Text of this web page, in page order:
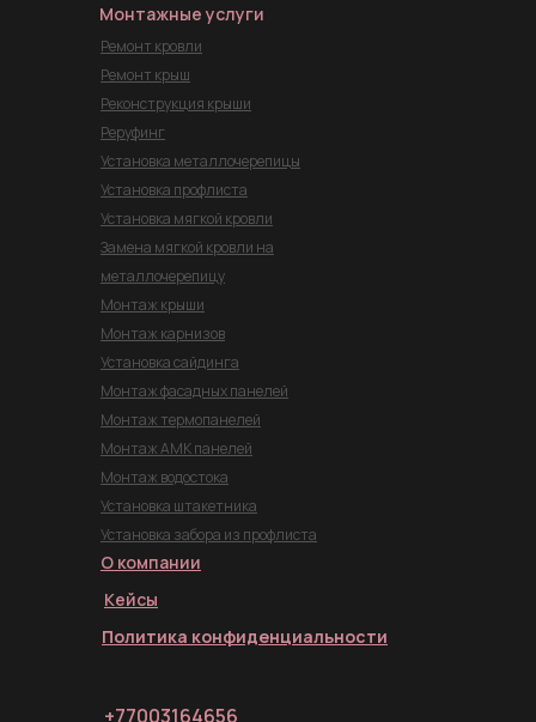
О компании
Кейсы
Монтажные услуги
Ремонт кровли
Ремонт крыш
Реконструкция крыши
Реруфинг
Установка металлочерепицы
Установка профлиста
Установка мягкой кровли
Замена мягкой кровли на
металлочерепицу
Монтаж крыши
Монтаж карнизов
Установка сайдинга
Монтаж фасадных панелей
Монтаж термопанелей
Монтаж АМК панелей
Монтаж водостока
Установка штакетника
Установка забора из профлиста
+77003164656
Политика конфиденциальности